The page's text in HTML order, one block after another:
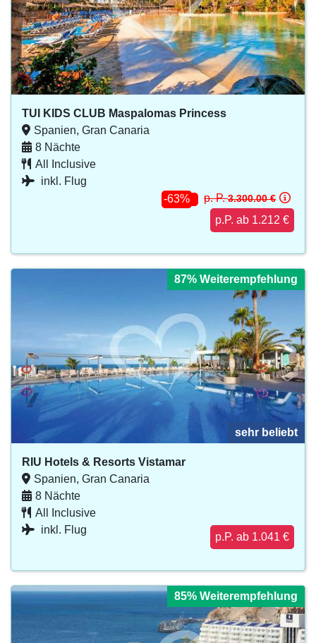
TUI KIDS CLUB Maspalomas Princess
Spanien, Gran Canaria
8 Nächte
All Inclusive
inkl. Flug
-63%
p. P.3.300.00 €
p.P. ab 1.212 €
87% Weiterempfehlung
sehr beliebt
87% Weiterempfehlung
sehr beliebt
87% Weiterempfehlung
sehr beliebt
87% Weiterempfehlung
sehr beliebt
87% Weiterempfehlung
sehr beliebt
RIU Hotels & Resorts Vistamar
Spanien, Gran Canaria
8 Nächte
All Inclusive
inkl. Flug
p.P. ab 1.041 €
85% Weiterempfehlung
85% Weiterempfehlung
85% Weiterempfehlung
85% Weiterempfehlung
85% Weiterempfehlung